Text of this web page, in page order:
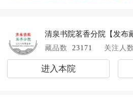
清泉书院茗香分院 【发布
藏品数 23171 关注人数
进入本院